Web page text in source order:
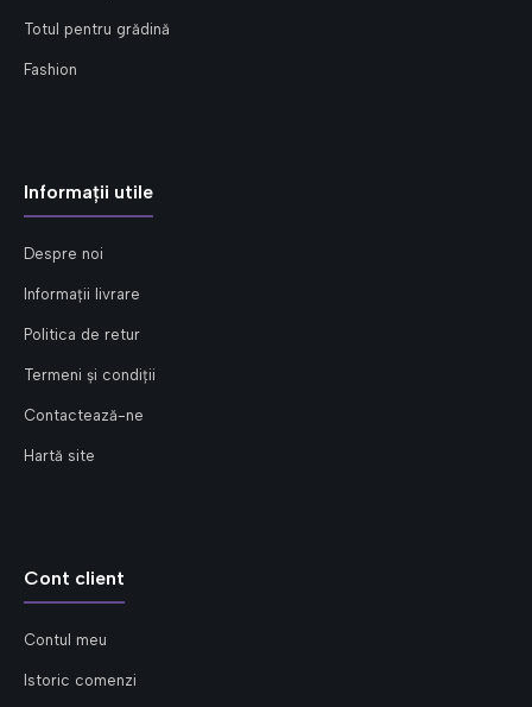
Totul pentru grădină
Fashion
Informații utile
Despre noi
Informații livrare
Politica de retur
Termeni și condiții
Contactează-ne
Hartă site
Cont client
Contul meu
Istoric comenzi